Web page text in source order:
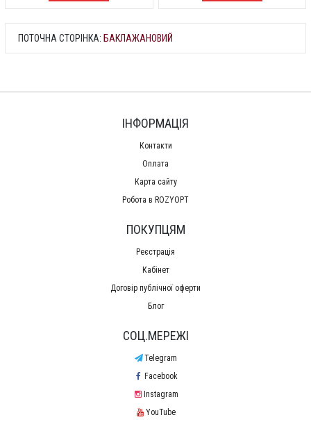
ПОТОЧНА СТОРІНКА: БАКЛАЖАНОВИЙ
ІНФОРМАЦІЯ
Контакти
Оплата
Карта сайту
Робота в ROZYOPT
ПОКУПЦЯМ
Реєстрація
Кабінет
Договір публічної оферти
Блог
СОЦ.МЕРЕЖІ
Telegram
Facebook
Instagram
YouTube